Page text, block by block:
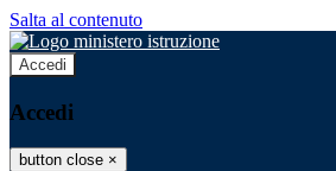
Salta al contenuto
Accedi
Accedi
button close ×